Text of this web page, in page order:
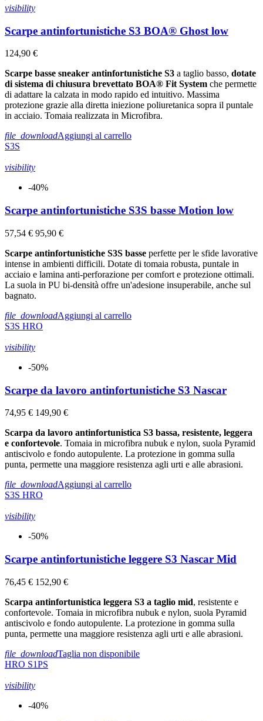
visibility
Scarpe antinfortunistiche S3 BOA® Ghost low
124,90 €
Scarpe basse sneaker antinfortunistiche S3 a taglio basso, dotate
di sistema di chiusura brevettato BOA® Fit System che permette
di adattare la calzata in modo rapido ed intuitivo. Massima
protezione grazie alla diretta iniezione poliuretanica sopra il puntale
in acciaio. Tomaia realizzata in Microfibra.
file_downloadAggiungi al carrello
S3S
visibility
-40%
Scarpe antinfortunistiche S3S basse Motion low
57,54 € 95,90 €
Scarpe antinfortunistiche S3S basse perfette per le sfide lavorative
intense in ambienti difficili. Dotate di tomaia robusta, puntale in
acciaio e lamina anti-perforazione per comfort e protezione ottimali.
La suola in PU bi-densità offre un'adesione insuperabile, anche sul
bagnato.
file_downloadAggiungi al carrello
S3S HRO
visibility
-50%
Scarpe da lavoro antinfortunistiche S3 Nascar
74,95 € 149,90 €
Scarpa da lavoro antinfortunistica S3 bassa, resistente, leggera
e confortevole. Tomaia in microfibra nubuk e nylon, suola Pyramid
antiscivolo e fondo autopulente. La protezione in gomma sulla
punta, permette una maggiore resistenza agli urti e alle abrasioni.
file_downloadAggiungi al carrello
S3S HRO
visibility
-50%
Scarpe antinfortunistiche leggere S3 Nascar Mid
76,45 € 152,90 €
Scarpa antinfortunistica leggera S3 a taglio mid, resistente e
confortevole. Tomaia in microfibra nubuk e nylon, suola Pyramid
antiscivolo e fondo autopulente. La protezione in gomma sulla
punta, permette una maggiore resistenza agli urti e alle abrasioni.
file_downloadTaglia non disponibile
HRO S1PS
visibility
-40%